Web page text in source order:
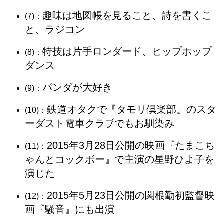
(7)： 趣味は地図帳を見ること、詩を書くこ
と、ラジコン
(8)： 特技は片手ロンダード、ヒップホップ
ダンス
(9)： パンダが大好き
(10)： 鉄道オタクで『タモリ倶楽部』のスタ
ーダスト電車クラブでもお馴染み
(11)： 2015年3月28日公開の映画『たまこち
ゃんとコックボー』で主演の星野ひよ子を
演じた
(12)： 2015年5月23日公開の関根勤初監督映
画『騒音』にも出演